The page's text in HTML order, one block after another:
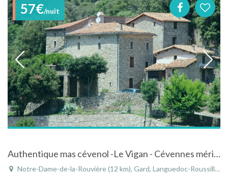
57€/nuit
Authentique mas cévenol -Le Vigan - Cévennes méridionales. Label 3 étoiles
Notre-Dame-de-la-Rouvière (12 km), Gard, Languedoc-Roussillon, Occitanie, France